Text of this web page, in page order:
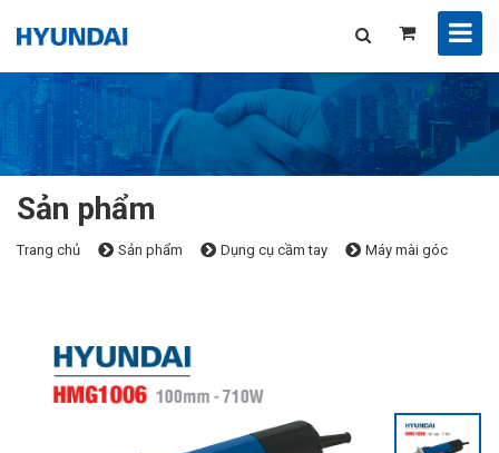
Sản phẩm
Trang chủ Sản phẩm Dụng cụ cầm tay Máy mài góc